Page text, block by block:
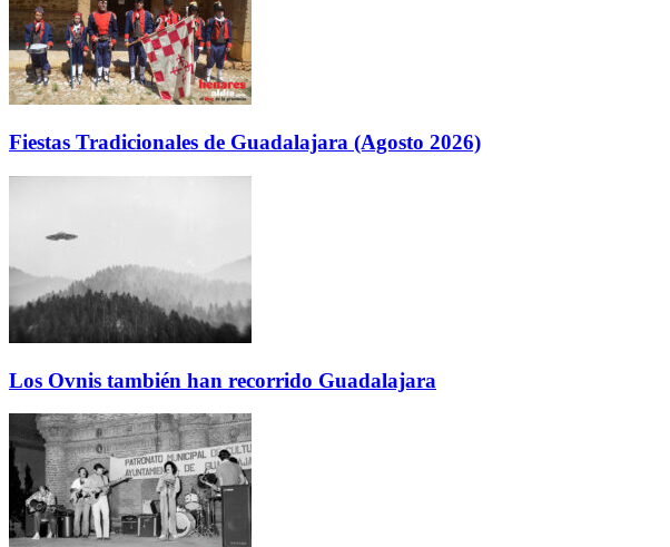
Fiestas Tradicionales de Guadalajara (Agosto 2026)
Los Ovnis también han recorrido Guadalajara